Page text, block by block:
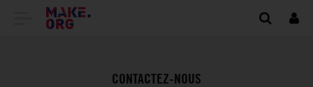
ALLER
L'ACCUEIL
Se
CONTACTEZ-NOUS